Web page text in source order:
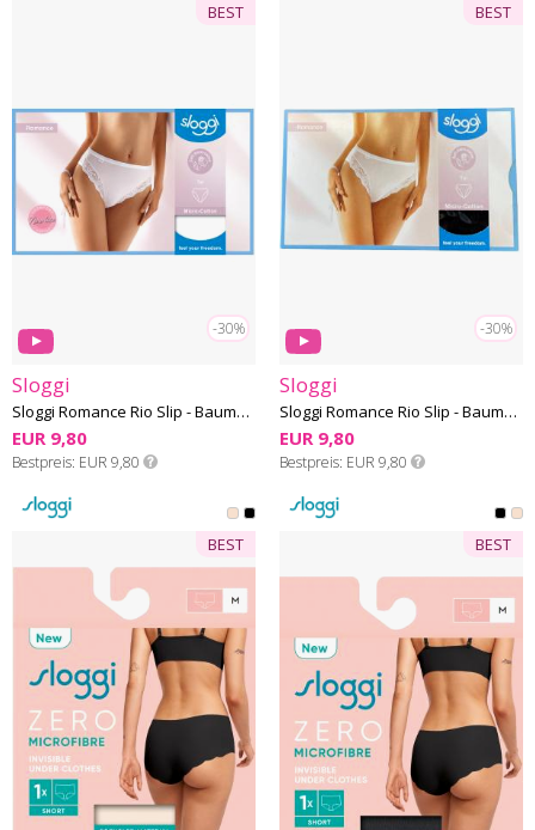
-30%
BEST
Sloggi
Sloggi Romance Rio Slip - Baumwolle-Microfaser
EUR 9,80
Bestpreis EUR 9,80
-30%
BEST
Sloggi
Sloggi Romance Rio Slip - Baumwolle-Microfaser
EUR 9,80
Bestpreis EUR 9,80
BEST BEST